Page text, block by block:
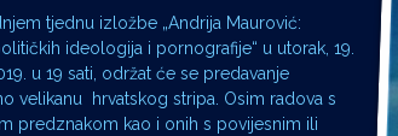
tjednu izložbe „Andrija Maurović:
ideologija i pornografije“ u utorak, 19.
u 19 sati, održat će se predavanje
velikanu hrvatskog stripa. Osim radova s
predznakom kao i onih s povijesnim ili